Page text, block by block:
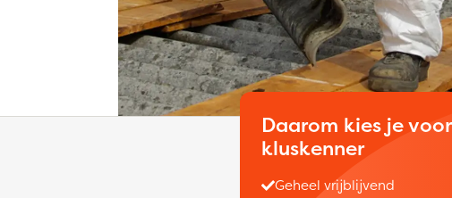
Daarom kies je voor
kluskenner
Geheel vrijblijvend